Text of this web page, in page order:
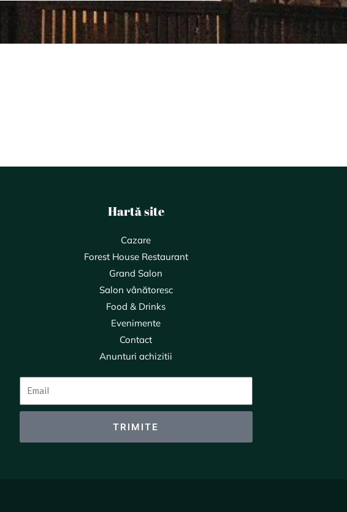
Hartă site
Cazare
Forest House Restaurant
Grand Salon
Salon vânătoresc
Food & Drinks
Evenimente
Contact
Anunturi achizitii
TRIMITE